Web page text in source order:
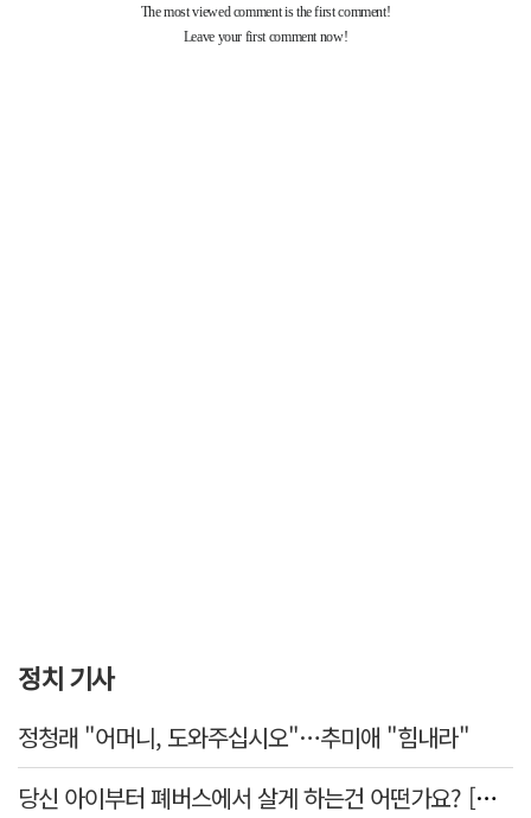
정치 기사
정청래 "어머니, 도와주십시오"…추미애 "힘내라"
당신 아이부터 폐버스에서 살게 하는건 어떤가요? [가스인라이팅]